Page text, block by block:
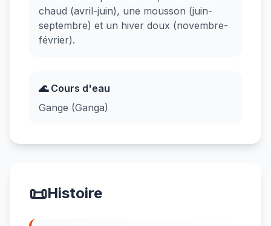
chaud (avril-juin), une mousson (juin-
septembre) et un hiver doux (novembre-
février).
🌊 Cours d'eau
Gange (Ganga)
📜Histoire